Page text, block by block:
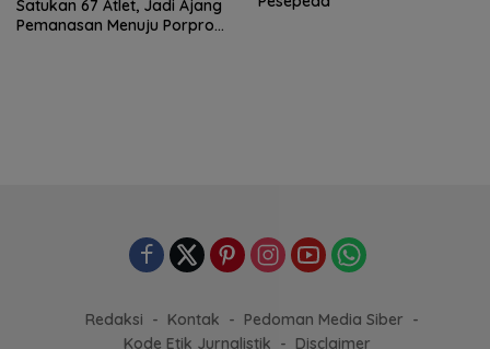
Satukan 67 Atlet, Jadi Ajang
Pemanasan Menuju Porprov
Redaksi Kontak
Pedoman Media Siber
Kode Etik Jurnalistik
Disclaimer